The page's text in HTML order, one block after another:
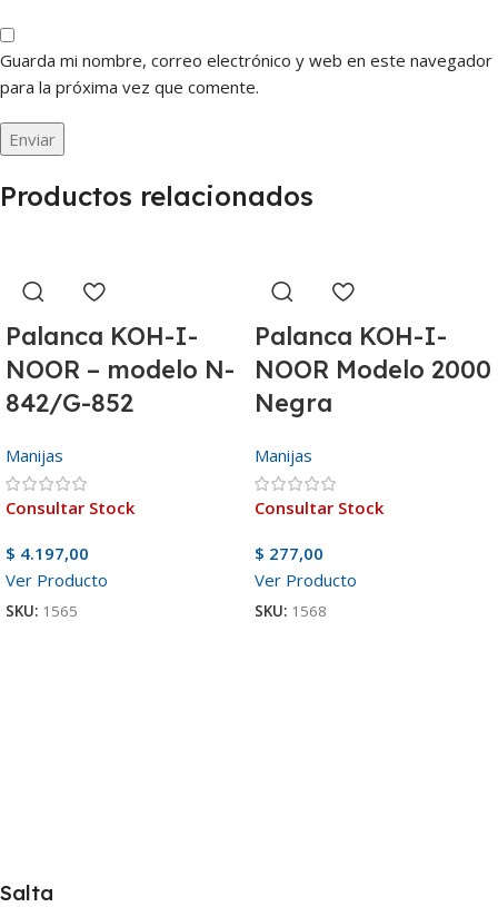
Guarda mi nombre, correo electrónico y web en este navegador
para la próxima vez que comente.
Productos relacionados
Palanca KOH-I-
NOOR – modelo N-
842/G-852
Manijas
Consultar Stock
$ 4.197,00
Ver Producto
SKU: 1565
Palanca KOH-I-
NOOR Modelo 2000
Negra
Manijas
Consultar Stock
$ 277,00
Ver Producto
SKU: 1568
Salta